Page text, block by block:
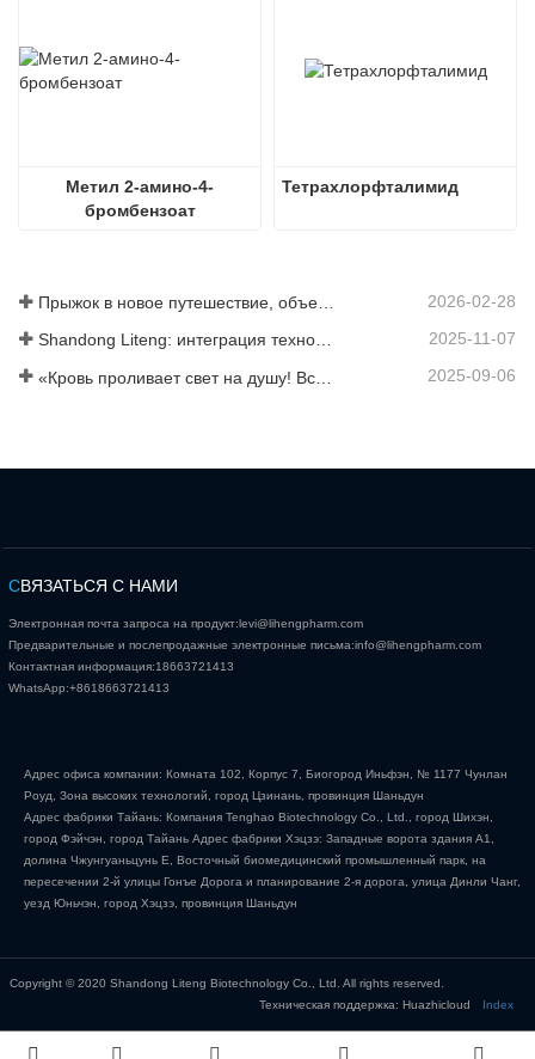
Метил 2-амино-4-
бромбензоат
Тетрахлорфталимид
2026-02-28
Shandong Liteng: интеграция технологических услуг, индивидуальный синтез и масштабное производство для расширения глобальной торговой сети в сфере химической продукции 2025-11-07
2025-09-06
СВЯЗАТЬСЯ С НАМИ
Электронная почта запроса на продукт:levi@lihengpharm.com
Предварительные и послепродажные электронные письма:info@lihengpharm.com
Контактная информация:18663721413
WhatsApp:+8618663721413
Адрес офиса компании: Комната 102, Корпус 7, Биогород Иньфэн, № 1177 Чунлан
Роуд, Зона высоких технологий, город Цзинань, провинция Шаньдун
Адрес фабрики Тайань: Компания Tenghao Biotechnology Co., Ltd., город Шихэн,
город Фэйчэн, город Тайань Адрес фабрики Хэцзэ: Западные ворота здания А1,
долина Чжунгуаньцунь Е, Восточный биомедицинский промышленный парк, на
пересечении 2-й улицы Гонъе Дорога и планирование 2-я дорога, улица Динли Чанг,
уезд Юньчэн, город Хэцзэ, провинция Шаньдун
Copyright © 2020 Shandong Liteng Biotechnology Co., Ltd. All rights reserved.
Техническая поддержка: Huazhicloud
Index